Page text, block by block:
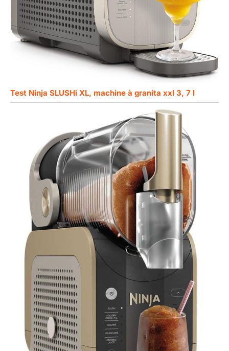
Test Ninja SLUSHi XL, machine à granita xxl 3, 7 l